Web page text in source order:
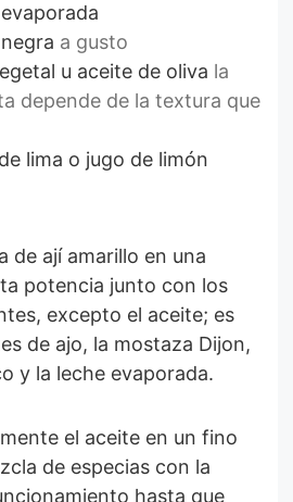
a gusto
u aceite de oliva la
depende de la textura que
lima o jugo de limón
de ají amarillo en una
potencia junto con los
excepto el aceite; es
de ajo, la mostaza Dijon,
y la leche evaporada.
el aceite en un fino
de especias con la
hasta que